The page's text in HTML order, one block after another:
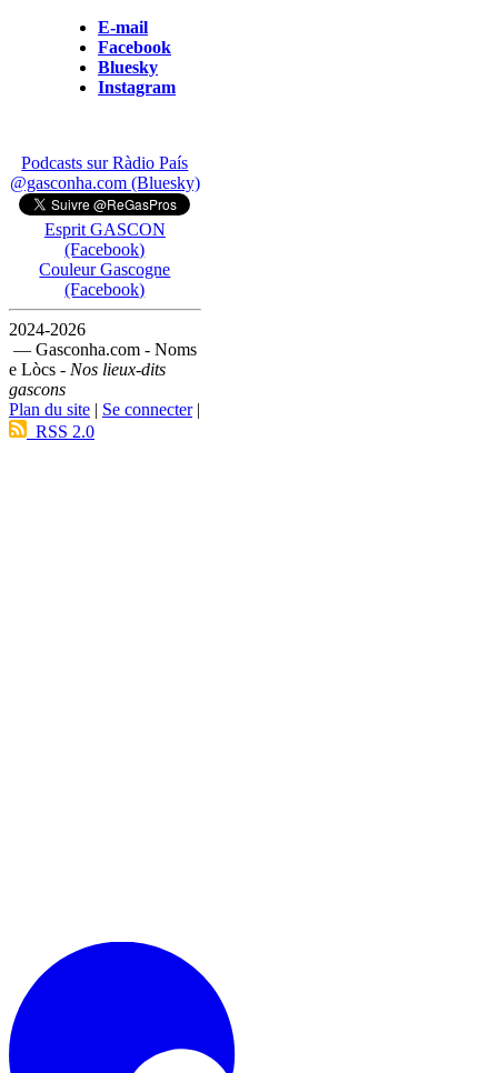
E-mail
Facebook
Bluesky
Instagram
Podcasts sur Ràdio País
@gasconha.com (Bluesky)
Esprit GASCON
(Facebook)
Couleur Gascogne
(Facebook)
2024-2026
— Gasconha.com - Noms
e Lòcs - Nos lieux-dits
gascons
Plan du site | Se connecter|
RSS 2.0